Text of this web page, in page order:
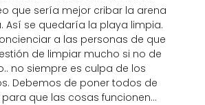
que sería mejor cribar la arena
Así se quedaría la playa limpia.
a las personas de que
de limpiar mucho si no de
no siempre es culpa de los
Debemos de poner todos de
que las cosas funcionen...